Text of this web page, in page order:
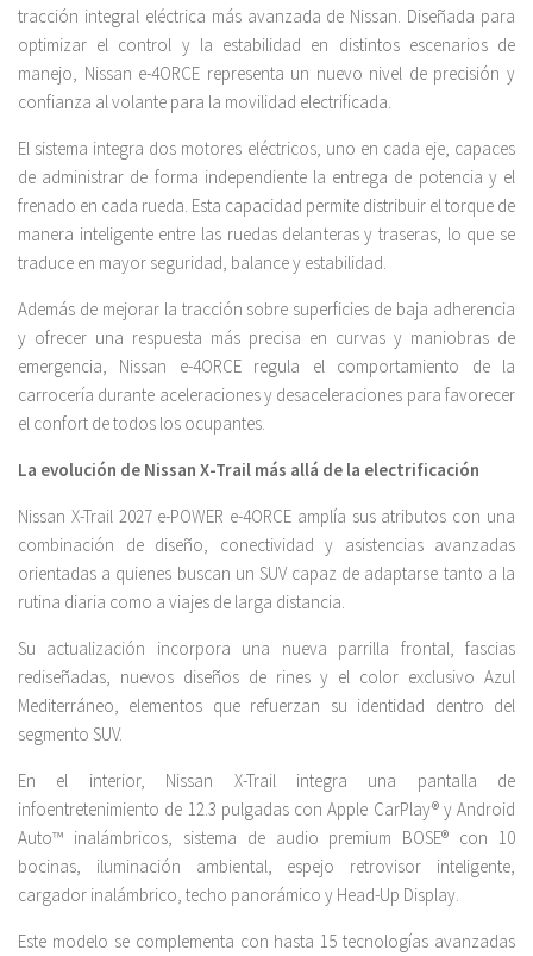
tracción integral eléctrica más avanzada de Nissan. Diseñada para
optimizar el control y la estabilidad en distintos escenarios de
manejo, Nissan e-4ORCE representa un nuevo nivel de precisión y
confianza al volante para la movilidad electrificada.
El sistema integra dos motores eléctricos, uno en cada eje, capaces
de administrar de forma independiente la entrega de potencia y el
frenado en cada rueda. Esta capacidad permite distribuir el torque de
manera inteligente entre las ruedas delanteras y traseras, lo que se
traduce en mayor seguridad, balance y estabilidad.
Además de mejorar la tracción sobre superficies de baja adherencia
y ofrecer una respuesta más precisa en curvas y maniobras de
emergencia, Nissan e-4ORCE regula el comportamiento de la
carrocería durante aceleraciones y desaceleraciones para favorecer
el confort de todos los ocupantes.
La evolución de Nissan X-Trail más allá de la electrificación
Nissan X-Trail 2027 e-POWER e-4ORCE amplía sus atributos con una
combinación de diseño, conectividad y asistencias avanzadas
orientadas a quienes buscan un SUV capaz de adaptarse tanto a la
rutina diaria como a viajes de larga distancia.
Su actualización incorpora una nueva parrilla frontal, fascias
rediseñadas, nuevos diseños de rines y el color exclusivo Azul
Mediterráneo, elementos que refuerzan su identidad dentro del
segmento SUV.
En el interior, Nissan X-Trail integra una pantalla de
infoentretenimiento de 12.3 pulgadas con Apple CarPlay® y Android
Auto™ inalámbricos, sistema de audio premium BOSE® con 10
bocinas, iluminación ambiental, espejo retrovisor inteligente,
cargador inalámbrico, techo panorámico y Head-Up Display.
Este modelo se complementa con hasta 15 tecnologías avanzadas